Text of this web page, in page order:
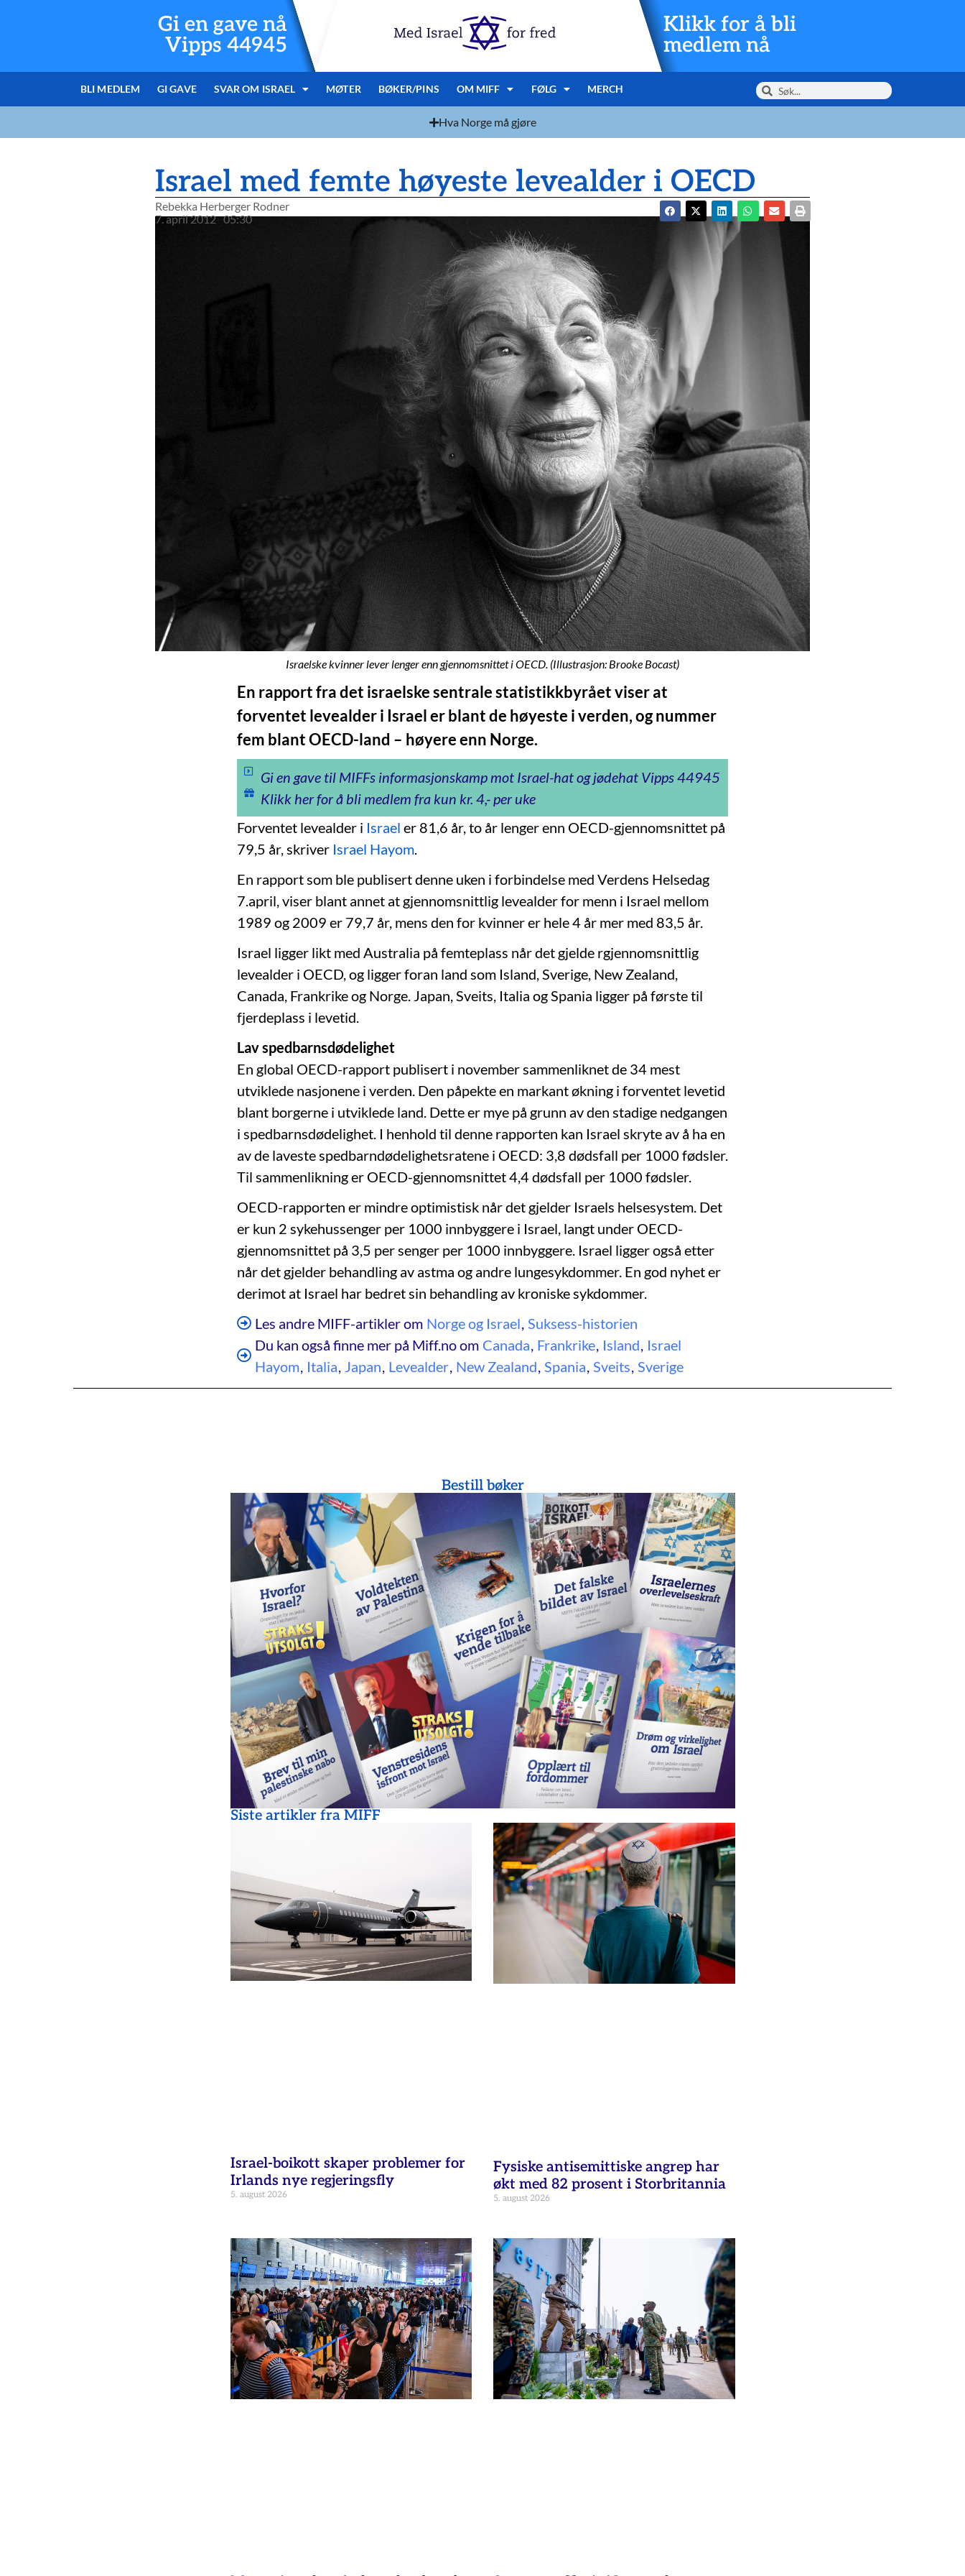
Gi en gave nå
Vipps 44945
Klikk for å bli
medlem nå
BLI MEDLEM GI GAVE SVAR OM ISRAEL MØTER BØKER/PINS OM MIFF FØLG MERCH
Hva Norge må gjøre
Israel med femte høyeste levealder i OECD
Rebekka Herberger Rodner
7. april 2012 05:30
Israelske kvinner lever lenger enn gjennomsnittet i OECD. (Illustrasjon: Brooke Bocast)
En rapport fra det israelske sentrale statistikkbyrået viser at
forventet levealder i Israel er blant de høyeste i verden, og nummer
fem blant OECD-land – høyere enn Norge.
Gi en gave til MIFFs informasjonskamp mot Israel-hat og jødehat Vipps 44945
Klikk her for å bli medlem fra kun kr. 4,- per uke
Forventet levealder i Israel er 81,6 år, to år lenger enn OECD-gjennomsnittet på
79,5 år, skriver Israel Hayom
En rapport som ble publisert denne uken i forbindelse med Verdens Helsedag
7.april, viser blant annet at gjennomsnittlig levealder for menn i Israel mellom
1989 og 2009 er 79,7 år, mens den for kvinner er hele 4 år mer med 83,5 år.
Israel ligger likt med Australia på femteplass når det gjelde rgjennomsnittlig
levealder i OECD, og ligger foran land som Island, Sverige, New Zealand,
Canada, Frankrike og Norge. Japan, Sveits, Italia og Spania ligger på første til
fjerdeplass i levetid.
Lav spedbarnsdødelighet
En global OECD-rapport publisert i november sammenliknet de 34 mest
utviklede nasjonene i verden. Den påpekte en markant økning i forventet levetid
blant borgerne i utviklede land. Dette er mye på grunn av den stadige nedgangen
i spedbarnsdødelighet. I henhold til denne rapporten kan Israel skryte av å ha en
av de laveste spedbarndødelighetsratene i OECD: 3,8 dødsfall per 1000 fødsler.
Til sammenlikning er OECD-gjennomsnittet 4,4 dødsfall per 1000 fødsler.
OECD-rapporten er mindre optimistisk når det gjelder Israels helsesystem. Det
er kun 2 sykehussenger per 1000 innbyggere i Israel, langt under OECD-
gjennomsnittet på 3,5 per senger per 1000 innbyggere. Israel ligger også etter
når det gjelder behandling av astma og andre lungesykdommer. En god nyhet er
derimot at Israel har bedret sin behandling av kroniske sykdommer.
Les andre MIFF-artikler om Norge og Israel Suksess-historien
Du kan også finne mer på Miff.no om Canada Frankrike Island Israel
Hayom Italia Japan Levealder New Zealand Spania Sveits Sverige
Bestill bøker
Siste artikler fra MIFF
Israel-boikott skaper problemer for
Irlands nye regjeringsfly
5. august 2026
Fysiske antisemittiske angrep har
økt med 82 prosent i Storbritannia
5. august 2026